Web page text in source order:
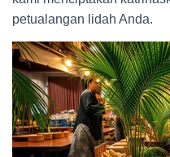
petualangan lidah Anda.